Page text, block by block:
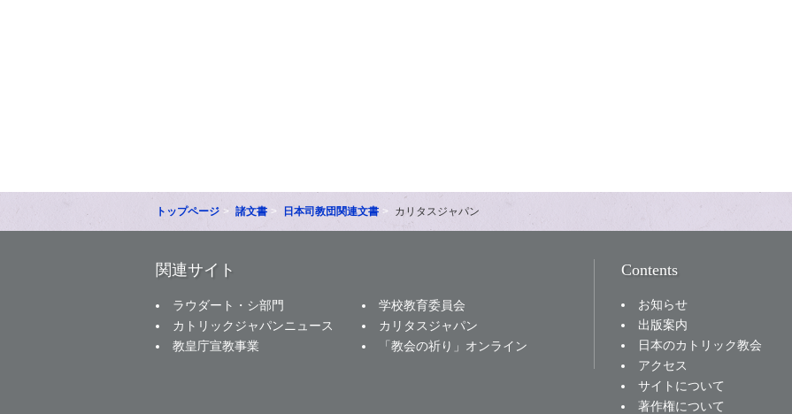
トップページ 諸文書 日本司教団関連文書 カリタスジャパン
関連サイト
ラウダート・シ部門
学校教育委員会
カトリックジャパンニュース
カリタスジャパン
教皇庁宣教事業
「教会の祈り」オンライン
Contents
お知らせ
出版案内
日本のカトリック教会
アクセス
サイトについて
著作権について